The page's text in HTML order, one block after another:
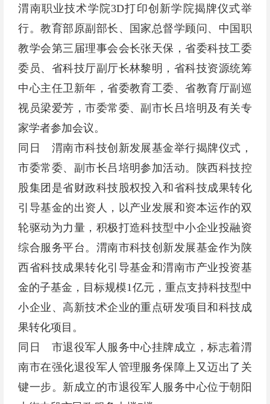
渭南职业技术学院3D打印创新学院揭牌仪式举
行。教育部原副部长、国家总督学顾问、中国职
教学会第三届理事会会长张天保，省委科技工委
委员、省科技厅副厅长林黎明，省科技资源统筹
中心主任卫新年，省委教育工委、省教育厅副巡
视员梁爱芳，市委常委、副市长吕培明及有关专
家学者参加会议。
同日 渭南市科技创新发展基金举行揭牌仪式，
市委常委、副市长吕培明参加活动。陕西科技控
股集团是省财政科技股权投入和省科技成果转化
引导基金的出资人，以产业发展和资本运作的双
轮驱动为力量，积极打造科技型中小企业投融资
综合服务平台。渭南市科技创新发展基金作为陕
西省科技成果转化引导基金和渭南市产业投资基
金的子基金，目标规模1亿元，重点支持科技型中
小企业、高新技术企业的重点研发项目和科技成
果转化项目。
同日 市退役军人服务中心挂牌成立，标志着渭
南市在强化退役军人管理服务保障上又迈出了关
键一步。新成立的市退役军人服务中心位于朝阳